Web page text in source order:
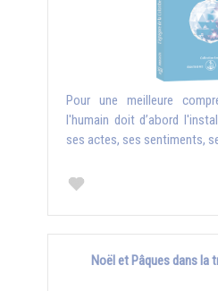
Pour une meilleure
l'humain doit d’abord
ses actes, ses sentiments,
Noël et Pâques dans la